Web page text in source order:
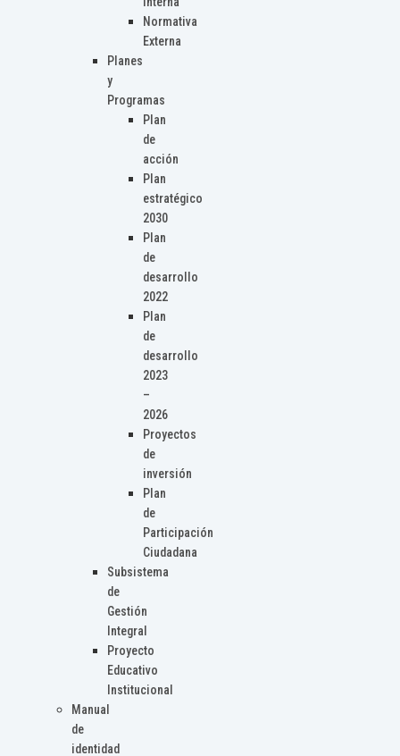
Normativa
Externa
Planes
y
Programas
Plan
de
acción
Plan
estratégico
2030
Plan
de
desarrollo
2022
Plan
de
desarrollo
2023
–
2026
Proyectos
de
inversión
Plan
de
Participación
Ciudadana
Subsistema
de
Gestión
Integral
Proyecto
Educativo
Institucional
Manual
de
identidad